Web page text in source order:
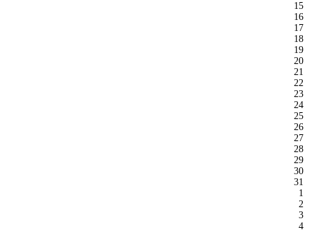
15
16
17
18
19
20
21
22
23
24
25
26
27
28
29
30
31
1
2
3
4